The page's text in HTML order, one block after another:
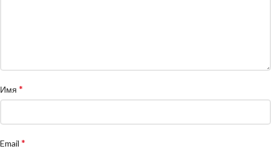
Имя *
Email *